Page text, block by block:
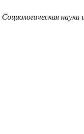
Социологическая наука